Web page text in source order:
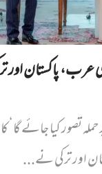
عرب، پاکستان
تصور کیا جائے گا‘
اور ترکی نے...